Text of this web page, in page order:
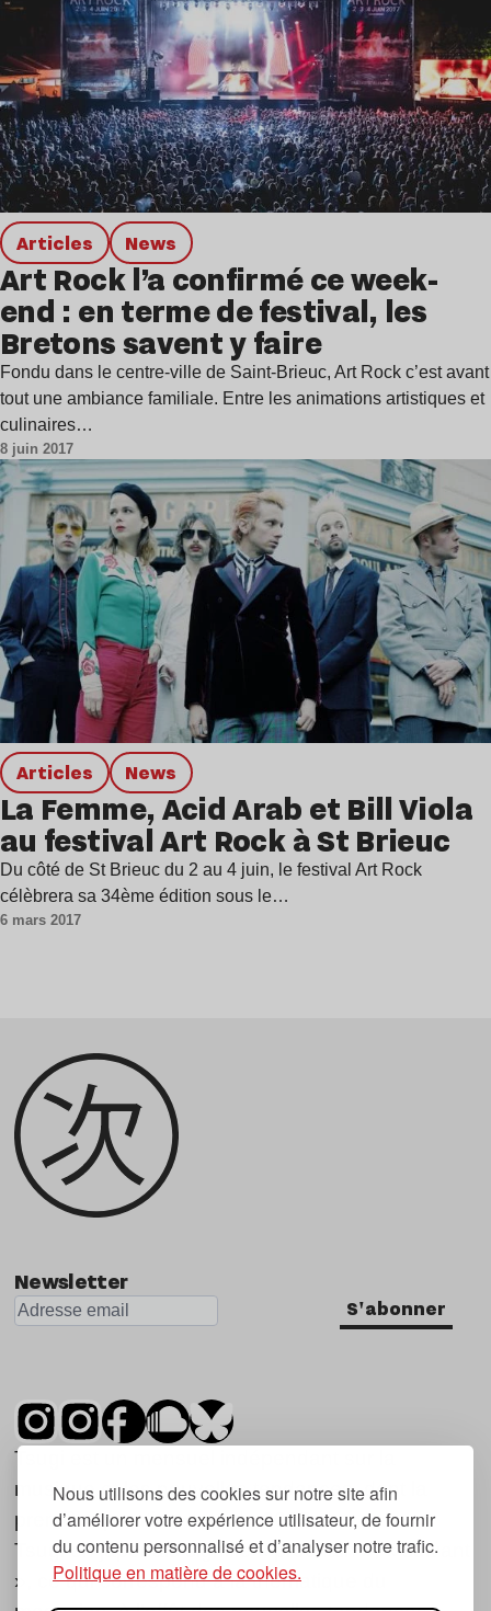
Nous utilisons des cookies sur notre site afin
d’améliorer votre expérience utilisateur, de fournir
du contenu personnalisé et d’analyser notre trafic.
Politique en matière de cookies.
Articles news
Art Rock l’a confirmé ce week-
end : en terme de festival, les
Bretons savent y faire
Fondu dans le centre-ville de Saint-Brieuc, Art Rock c’est avant
tout une ambiance familiale. Entre les animations artistiques et
culinaires…
8 juin 2017
Articles news
La Femme, Acid Arab et Bill Viola
au festival Art Rock à St Brieuc
Du côté de St Brieuc du 2 au 4 juin, le festival Art Rock
célèbrera sa 34ème édition sous le…
6 mars 2017
Newsletter
S'abonner
Tsugi est un mensuel indépendant sur la
musique et les nouvelles tendances, dont la
première parution date de 2007.
Tsugi en japonais signifie « prochain », « suivant
», ce qui correspond à la thématique du